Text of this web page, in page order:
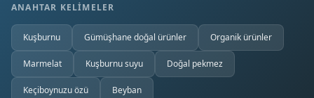
ANAHTAR KELIMELER
Kuşburnu Gümüşhane doğal ürünler Organik ürünler
Marmelat Kuşburnu suyu Doğal pekmez
Keçiboynuzu özü Beyban